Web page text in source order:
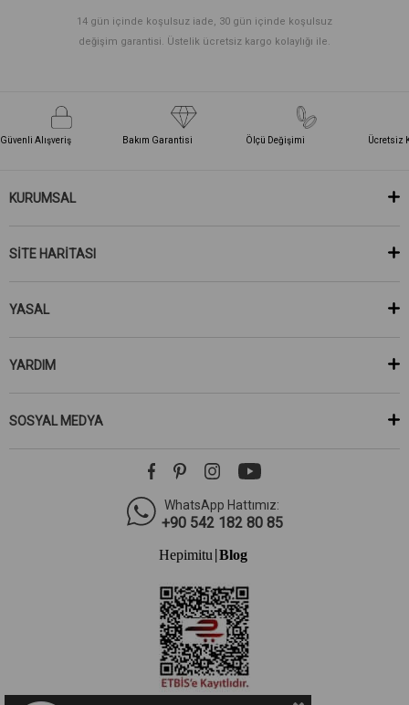
14 gün içinde koşulsuz iade, 30 gün içinde koşulsuz
değişim garantisi. Üstelik ücretsiz kargo kolaylığı ile.
Güvenli Alışveriş Bakım Garantisi Ölçü Değişimi Ücretsiz
KURUMSAL
SİTE HARİTASI
YASAL
YARDIM
SOSYAL MEDYA
WhatsApp Hattımız:
+90 542 182 80 85
Hepimitu| Blog